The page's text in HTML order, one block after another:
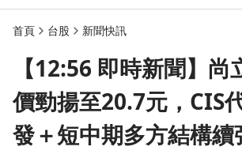
首頁 台股 新聞快訊
【12:56 即時新聞】
價勁揚至20.7元，CIS
發＋短中期多方結構續